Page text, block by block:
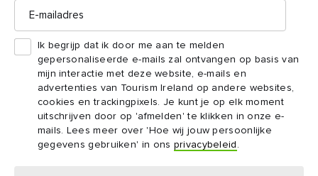
E-
mailadres
Ik begrijp dat ik door me aan te melden
gepersonaliseerde e-mails zal ontvangen op basis van
mijn interactie met deze website, e-mails en
advertenties van Tourism Ireland op andere websites,
cookies en trackingpixels. Je kunt je op elk moment
uitschrijven door op 'afmelden' te klikken in onze e-
mails. Lees meer over 'Hoe wij jouw persoonlijke
gegevens gebruiken' in ons privacybeleid .
Titanic Belfast Chris Hill Photographic
Meer dan de Fleadh
Er is ZO veel meer te genieten naast het muzikale erfgoed van
Belfast. Geniet van heerlijke lekkernijen op deSt George's